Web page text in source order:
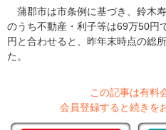
蒲郡市は市条例に基づき、鈴木
のうち不動産・利子等は69万50円
円と合わせると、昨年末時点の総
た。
この記事は有料
会員登録すると続きを